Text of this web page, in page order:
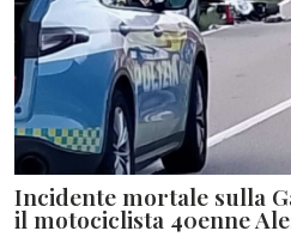
Incidente mortale sulla
il motociclista 40enne